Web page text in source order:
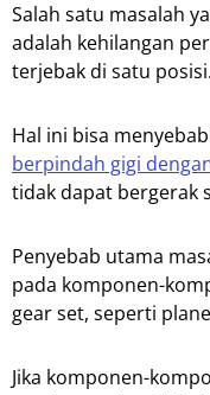
Salah satu masalah
adalah kehilangan
terjebak di satu posisi.
Hal ini bisa
berpindah gigi
tidak dapat bergerak
Penyebab utama
pada komponen-
gear set, seperti
Jika komponen-